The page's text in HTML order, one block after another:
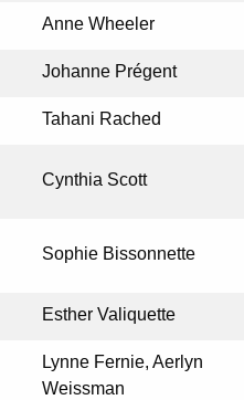
Anne Wheeler
Johanne Prégent
Tahani Rached
Cynthia Scott
Sophie Bissonnette
Esther Valiquette
Lynne Fernie, Aerlyn
Weissman